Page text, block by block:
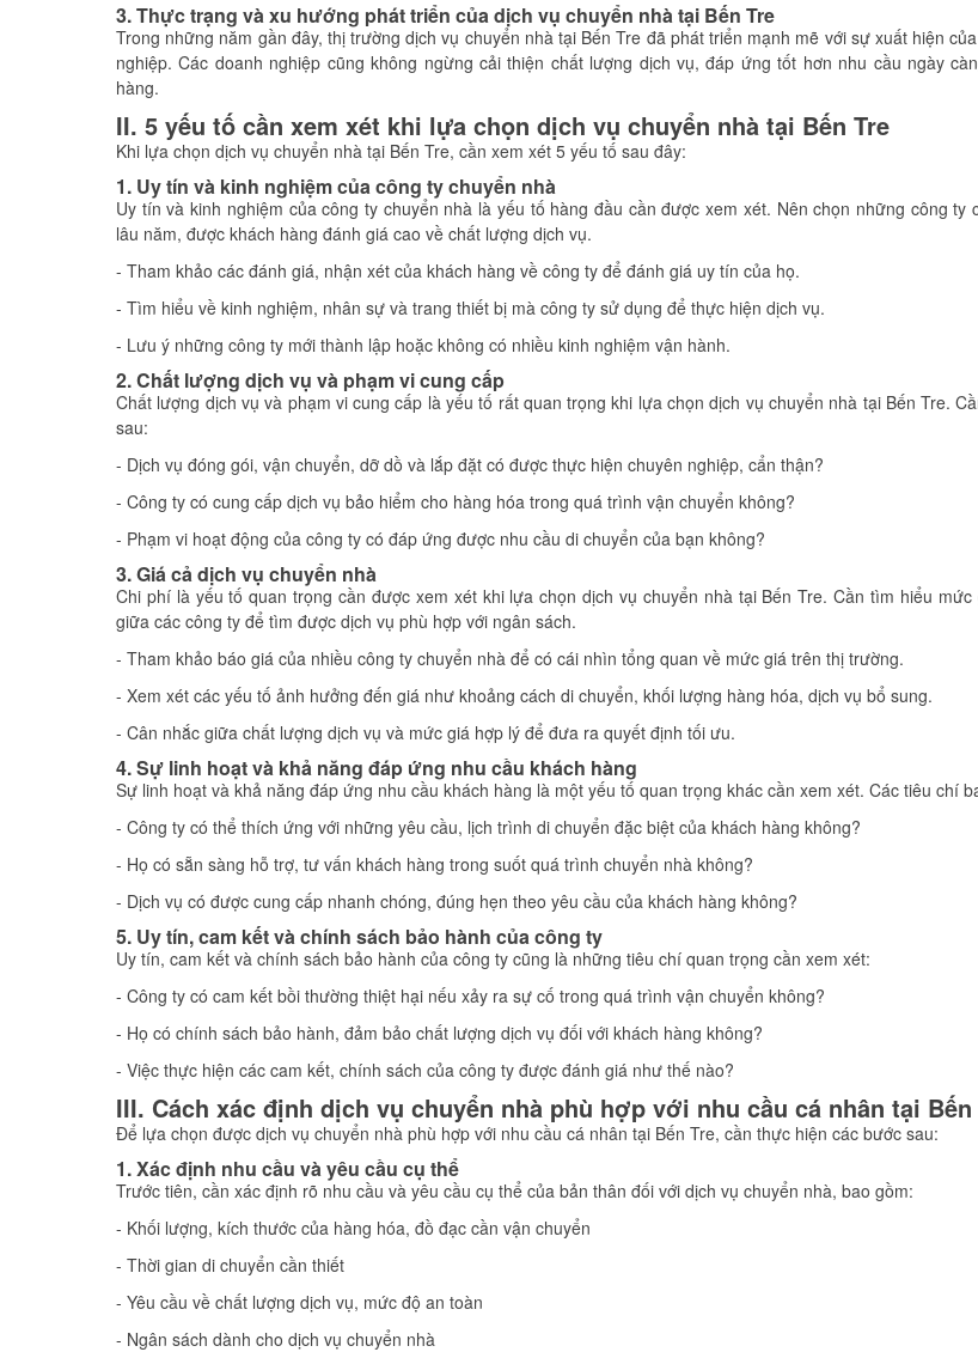
3. Thực trạng và xu hướng phát triển của dịch vụ chuyển nhà tại Bến Tre
Trong những năm gần đây, thị trường dịch vụ chuyển nhà tại Bến Tre đã phát triển mạnh mẽ với sự xuất hiện
nghiệp. Các doanh nghiệp cũng không ngừng cải thiện chất lượng dịch vụ, đáp ứng tốt hơn nhu cầu ngày
hàng.
II. 5 yếu tố cần xem xét khi lựa chọn dịch vụ chuyển nhà tại Bến Tre
Khi lựa chọn dịch vụ chuyển nhà tại Bến Tre, cần xem xét 5 yếu tố sau đây:
1. Uy tín và kinh nghiệm của công ty chuyển nhà
Uy tín và kinh nghiệm của công ty chuyển nhà là yếu tố hàng đầu cần được xem xét. Nên chọn những công ty
lâu năm, được khách hàng đánh giá cao về chất lượng dịch vụ.
- Tham khảo các đánh giá, nhận xét của khách hàng về công ty để đánh giá uy tín của họ.
- Tìm hiểu về kinh nghiệm, nhân sự và trang thiết bị mà công ty sử dụng để thực hiện dịch vụ.
- Lưu ý những công ty mới thành lập hoặc không có nhiều kinh nghiệm vận hành.
2. Chất lượng dịch vụ và phạm vi cung cấp
Chất lượng dịch vụ và phạm vi cung cấp là yếu tố rất quan trọng khi lựa chọn dịch vụ chuyển nhà tại Bến Tre.
sau:
- Dịch vụ đóng gói, vận chuyển, dỡ dồ và lắp đặt có được thực hiện chuyên nghiệp, cẩn thận?
- Công ty có cung cấp dịch vụ bảo hiểm cho hàng hóa trong quá trình vận chuyển không?
- Phạm vi hoạt động của công ty có đáp ứng được nhu cầu di chuyển của bạn không?
3. Giá cả dịch vụ chuyển nhà
Chi phí là yếu tố quan trọng cần được xem xét khi lựa chọn dịch vụ chuyển nhà tại Bến Tre. Cần tìm hiểu
giữa các công ty để tìm được dịch vụ phù hợp với ngân sách.
- Tham khảo báo giá của nhiều công ty chuyển nhà để có cái nhìn tổng quan về mức giá trên thị trường.
- Xem xét các yếu tố ảnh hưởng đến giá như khoảng cách di chuyển, khối lượng hàng hóa, dịch vụ bổ sung.
- Cân nhắc giữa chất lượng dịch vụ và mức giá hợp lý để đưa ra quyết định tối ưu.
4. Sự linh hoạt và khả năng đáp ứng nhu cầu khách hàng
Sự linh hoạt và khả năng đáp ứng nhu cầu khách hàng là một yếu tố quan trọng khác cần xem xét. Các tiêu chí
- Công ty có thể thích ứng với những yêu cầu, lịch trình di chuyển đặc biệt của khách hàng không?
- Họ có sẵn sàng hỗ trợ, tư vấn khách hàng trong suốt quá trình chuyển nhà không?
- Dịch vụ có được cung cấp nhanh chóng, đúng hẹn theo yêu cầu của khách hàng không?
5. Uy tín, cam kết và chính sách bảo hành của công ty
Uy tín, cam kết và chính sách bảo hành của công ty cũng là những tiêu chí quan trọng cần xem xét:
- Công ty có cam kết bồi thường thiệt hại nếu xảy ra sự cố trong quá trình vận chuyển không?
- Họ có chính sách bảo hành, đảm bảo chất lượng dịch vụ đối với khách hàng không?
- Việc thực hiện các cam kết, chính sách của công ty được đánh giá như thế nào?
III. Cách xác định dịch vụ chuyển nhà phù hợp với nhu cầu cá nhân tại Bến
Để lựa chọn được dịch vụ chuyển nhà phù hợp với nhu cầu cá nhân tại Bến Tre, cần thực hiện các bước sau:
1. Xác định nhu cầu và yêu cầu cụ thể
Trước tiên, cần xác định rõ nhu cầu và yêu cầu cụ thể của bản thân đối với dịch vụ chuyển nhà, bao gồm:
- Khối lượng, kích thước của hàng hóa, đồ đạc cần vận chuyển
- Thời gian di chuyển cần thiết
- Yêu cầu về chất lượng dịch vụ, mức độ an toàn
- Ngân sách dành cho dịch vụ chuyển nhà